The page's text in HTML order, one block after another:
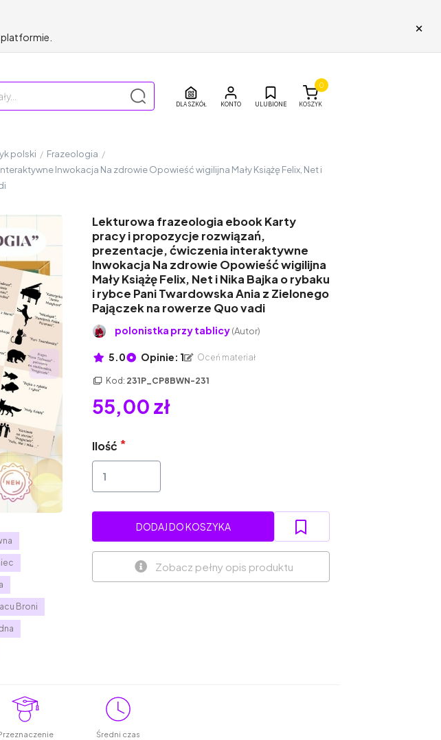
platformie.
×
DLA SZKÓŁ ULUBIONE KOSZYK
0
polski / Frazeologia /
Inwokacja Na zdrowie Opowieść wigilijna Mały Książę Felix, Net i
Broni
Lekturowa frazeologia ebook Karty
pracy i propozycje rozwiązań,
prezentacje, ćwiczenia interaktywne
Inwokacja Na zdrowie Opowieść wigilijna
Mały Książę Felix, Net i Nika Bajka o rybaku
i rybce Pani Twardowska Ania z Zielonego
Pajączek na rowerze Quo vadi
polonistka przy tablicy(Autor)
5.0 Opinie: 1 Oceń materiał
Kod: 231P_CP8BWN-231
55,00 zł
Ilość
DODAJ DO KOSZYKA
Zobacz pełny opis produktu
Średni czas